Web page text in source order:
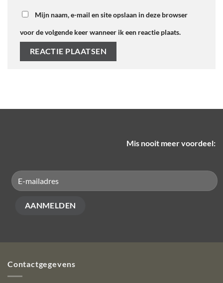
Mijn naam, e-mail en site opslaan in deze browser
voor de volgende keer wanneer ik een reactie plaats.
Mis nooit meer voordeel:
Contactgegevens